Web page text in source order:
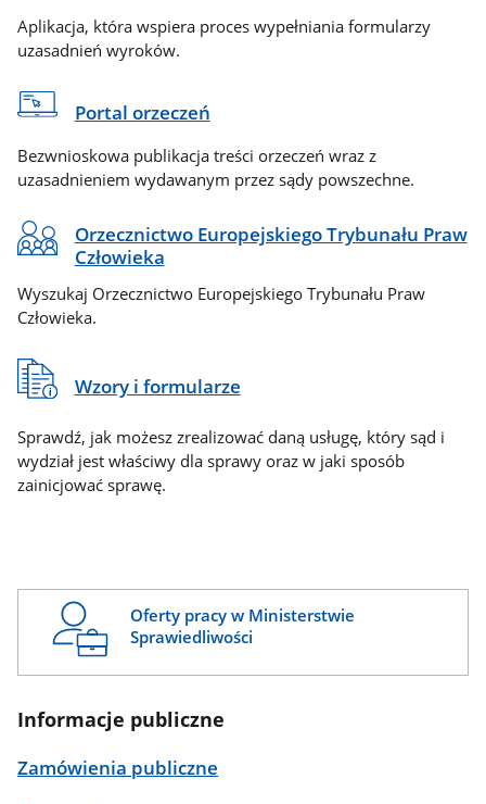
Aplikacja, która wspiera proces wypełniania formularzy
uzasadnień wyroków.
Portal orzeczeń
Bezwnioskowa publikacja treści orzeczeń wraz z
uzasadnieniem wydawanym przez sądy powszechne.
Orzecznictwo Europejskiego Trybunału Praw
Człowieka
Wyszukaj Orzecznictwo Europejskiego Trybunału Praw
Człowieka.
Wzory i formularze
Sprawdź, jak możesz zrealizować daną usługę, który sąd i
wydział jest właściwy dla sprawy oraz w jaki sposób
zainicjować sprawę.
Oferty pracy w Ministerstwie
Sprawiedliwości
Informacje publiczne
Zamówienia publiczne